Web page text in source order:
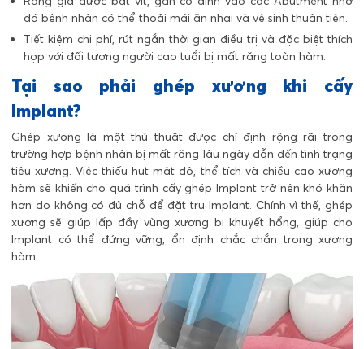
đó bệnh nhân có thể thoải mái ăn nhai và vệ sinh thuận tiện.
Tiết kiệm chi phí, rút ngắn thời gian điều trị và đặc biệt thích
hợp với đối tượng người cao tuổi bị mất răng toàn hàm.
Tại sao phải ghép xương khi cấy
Implant?
Ghép xương là một thủ thuật được chỉ định rộng rãi trong
trường hợp bệnh nhân bị mất răng lâu ngày dẫn đến tình trạng
tiêu xương. Việc thiếu hụt mật độ, thể tích và chiều cao xương
hàm sẽ khiến cho quá trình cấy ghép Implant trở nên khó khăn
hơn do không có đủ chỗ để đặt trụ Implant. Chính vì thế, ghép
xương sẽ giúp lấp đầy vùng xương bị khuyết hổng, giúp cho
Implant có thể đứng vững, ổn định chắc chắn trong xương
hàm.